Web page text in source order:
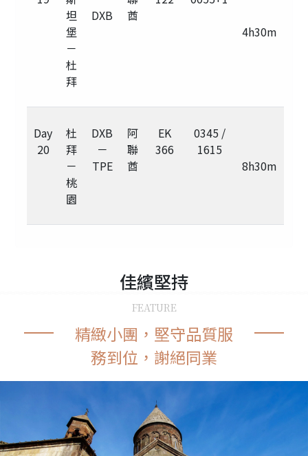
坦
堡
－
杜
拜
DXB
酋
4h30m
Day
20
杜
拜
－
桃
園
DXB
－
TPE
阿
聯
酋
EK
366
0345 /
1615
8h30m
佳繽堅持
FEATURE
精緻小團，堅守品質服
務到位，謝絕同業